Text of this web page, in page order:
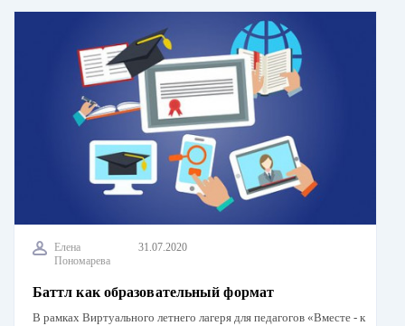
Елена
Пономарева
31.07.2020
Баттл как образовательный формат
В рамках Виртуального летнего лагеря для педагогов «Вместе - к